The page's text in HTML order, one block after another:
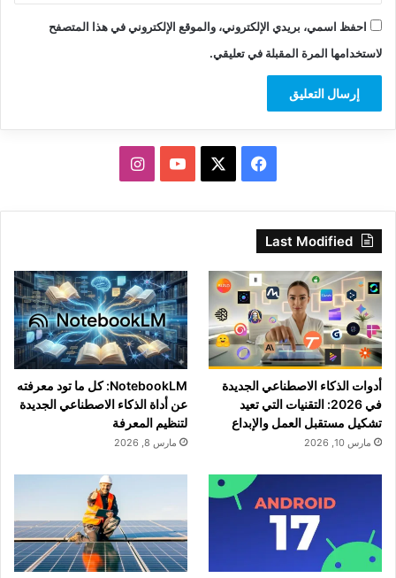
احفظ اسمي، بريدي الإلكتروني، والموقع الإلكتروني في هذا المتصفح
لاستخدامها المرة المقبلة في تعليقي.
فيسبوك ‫YouTubeانستقرام
Last Modified
أدوات الذكاء الاصطناعي الجديدة
في 2026: التقنيات التي تعيد
تشكيل مستقبل العمل والإبداع
مارس 10, 2026
NotebookLM: كل ما تود معرفته
عن أداة الذكاء الاصطناعي الجديدة
لتنظيم المعرفة
مارس 8, 2026